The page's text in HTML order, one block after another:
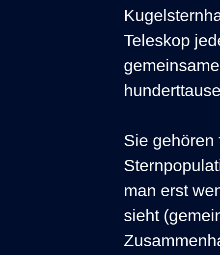
Teleskop
Sie gehören
man erst
sieht